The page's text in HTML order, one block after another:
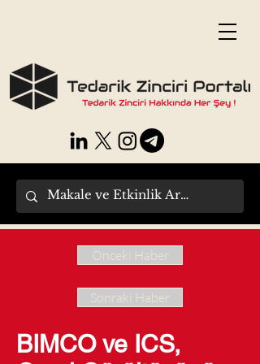
Önceki Haber
Sonraki Haber
BIMCO ve ICS,